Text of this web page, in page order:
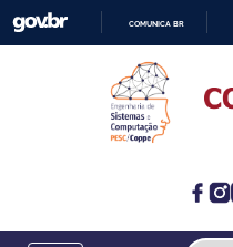
COMUNICA BR